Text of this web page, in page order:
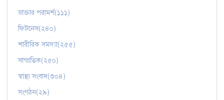
ডাক্তার পরামর্শ(১১১)
ফিটনেস(২৪০)
শারীরিক সমস্যা(২৫৫)
সাম্প্রতিক(২৫০)
স্বাস্থ্য সংবাদ(৩০৪)
সংগঠন(২৯)